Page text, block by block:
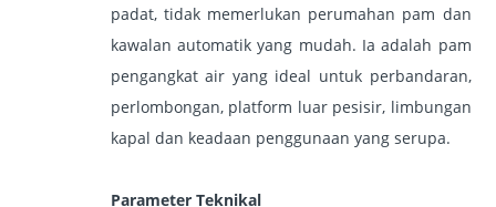
padat, tidak memerlukan perumahan pam dan
kawalan automatik yang mudah. Ia adalah pam
pengangkat air yang ideal untuk perbandaran,
perlombongan, platform luar pesisir, limbungan
kapal dan keadaan penggunaan yang serupa.
Parameter Teknikal